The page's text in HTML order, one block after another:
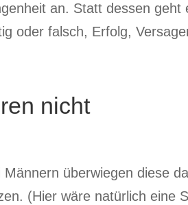
an. Statt dessen geht
oder falsch, Erfolg,
nicht
überwiegen diese
(Hier wäre natürlich eine